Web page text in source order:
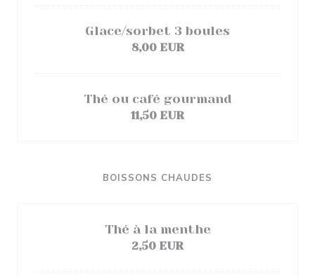
Glace/sorbet 3 boules
8,00 EUR
Thé ou café gourmand
11,50 EUR
BOISSONS CHAUDES
Thé à la menthe
2,50 EUR